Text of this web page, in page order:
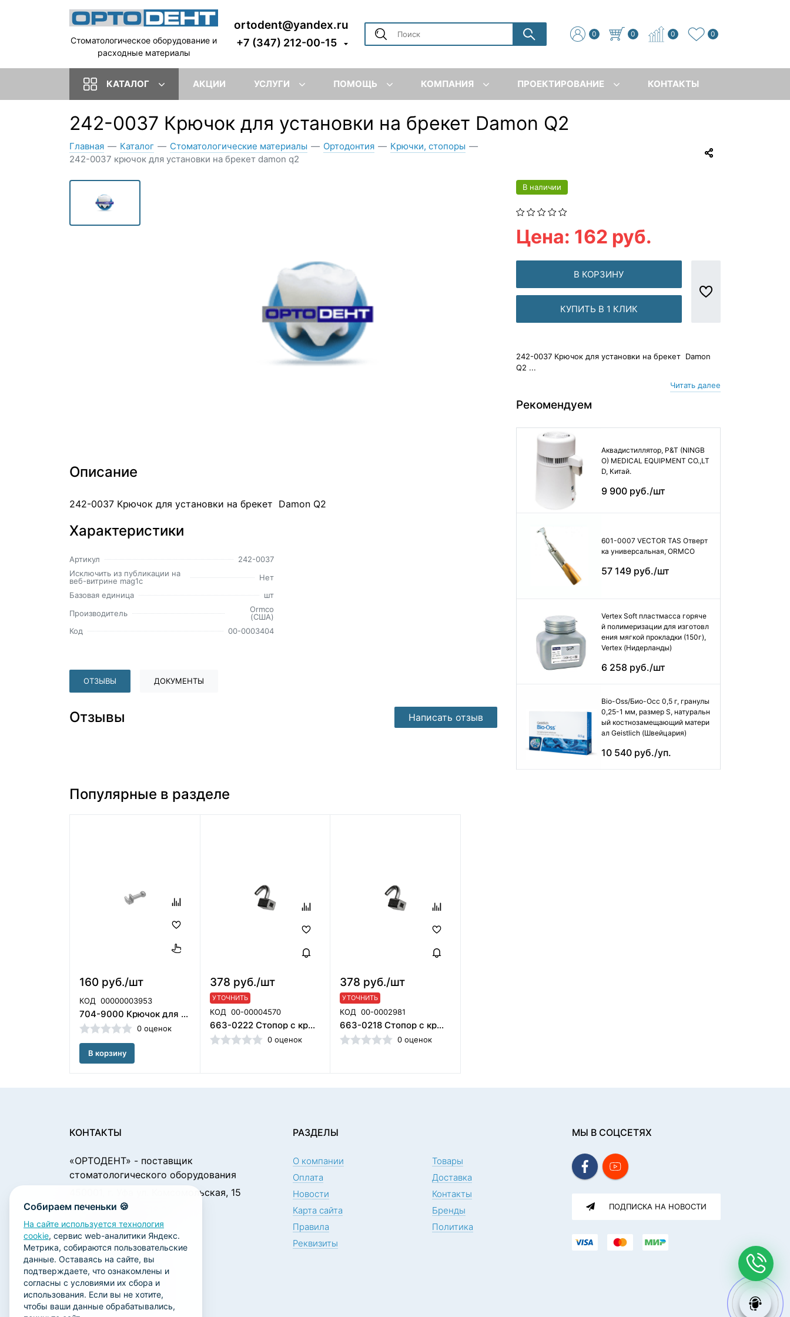
Стоматологическое оборудование и
расходные материалы
ortodent@yandex.ru
+7 (347) 212-00-15
0 0 0 0
КАТАЛОГ АКЦИИ УСЛУГИ ПОМОЩЬ КОМПАНИЯ ПРОЕКТИРОВАНИЕ КОНТАКТЫ
242-0037 Крючок для установки на брекет Damon Q2
Главная — Каталог — Стоматологические материалы — Ортодонтия — Крючки, стопоры —
242-0037 крючок для установки на брекет damon q2
Описание
242-0037 Крючок для установки на брекет Damon Q2
Характеристики
Артикул
242-0037
Исключить из публикации на
веб-витрине mag1c
Нет
Базовая единица
шт
Производитель
Ormco
(США)
Код
00-0003404
ОТЗЫВЫ ДОКУМЕНТЫ
Отзывы Написать отзыв
В наличии
Цена: 162 руб.
В КОРЗИНУ
КУПИТЬ В 1 КЛИК
242-0037 Крючок для установки на брекет Damon
Q2 ...
Читать далее
Рекомендуем
Аквадистиллятор, P&T (NINGB
O) MEDICAL EQUIPMENT CO.,LT
D, Китай.
9 900 руб./шт
601-0007 VECTOR TAS Отверт
ка универсальная, ORMCO
57 149 руб./шт
Vertex Soft пластмасса горяче
й полимеризации для изготовл
ения мягкой прокладки (150г),
Vertex (Нидерланды)
6 258 руб./шт
Bio-Oss/Био-Осс 0,5 г, гранулы
0,25-1 мм, размер S, натуральн
ый костнозамещающий матери
ал Geistlich (Швейцария)
10 540 руб./уп.
Популярные в разделе
160 руб./шт
КОД 00000003953
704-9000 Крючок для установки на дугу, ORMCO (США)
0 оценок
В корзину
378 руб./шт
УТОЧНИТЬ
КОД 00-00004570
663-0222 Стопор с крючком 22-28, ORMCO
0 оценок
378 руб./шт
УТОЧНИТЬ
КОД 00-0002981
663-0218 Стопор с крючком 18-25, ORMCO
0 оценок
Собираем печеньки 🍪
На сайте используется технология
cookie, сервис web-аналитики Яндекс.
Метрика, собираются пользовательские
данные. Оставаясь на сайте, вы
подтверждаете, что ознакомлены и
согласны с условиями их сбора и
использования. Если вы не хотите,
чтобы ваши данные обрабатывались,
КОНТАКТЫ
«ОРТОДЕНТ» - поставщик
стоматологического оборудования
450001, г. Уфа ул. Комсомольская, 15
Пн. - Чт.: 09:00 - 18:00
Пт.: 09:00 - 17:00
Сб., Вс.: выходной
ortodent@yandex.ru
+7 (347) 212-00-15
+7 (347) 212-01-15
+7 (347) 223-21-12
РАЗДЕЛЫ
О компании
Товары
Оплата
Доставка
Новости
Контакты
Карта сайта
Бренды
Правила
Политика
Реквизиты
МЫ В СОЦСЕТЯХ
ПОДПИСКА НА НОВОСТИ